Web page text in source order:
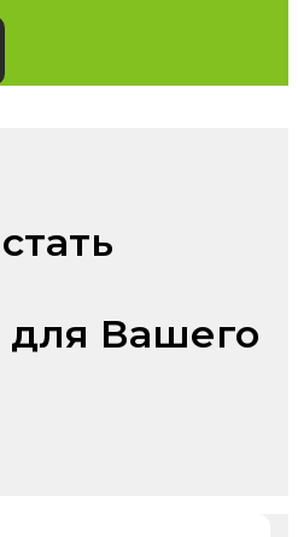
для Вашего